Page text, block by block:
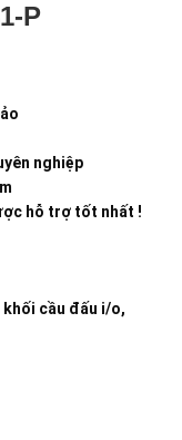
P
nghiệp
hỗ trợ tốt nhất !
khối cầu đấu i/o,